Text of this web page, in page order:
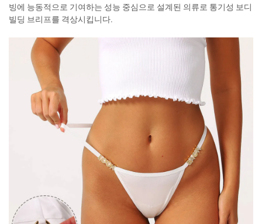
빙에 능동적으로 기여하는 성능 중심으로 설계된 의류로 통기성 보디
빌딩 브리프를 격상시킵니다.